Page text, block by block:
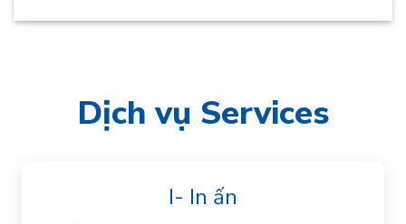
Dịch vụ Services
I- In ấn